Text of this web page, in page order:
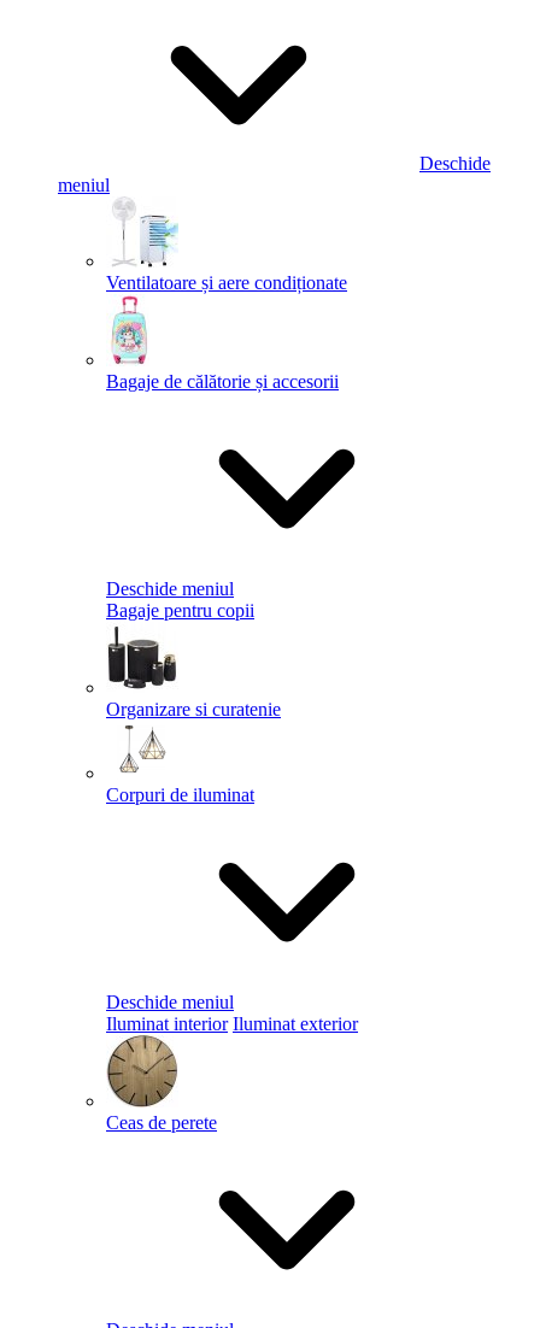
Deschide
meniul
Ventilatoare și aere condiționate
Bagaje de călătorie și accesorii
Deschide meniul
Bagaje pentru copii
Organizare si curatenie
Corpuri de iluminat
Deschide meniul
Iluminat interior Iluminat exterior
Ceas de perete